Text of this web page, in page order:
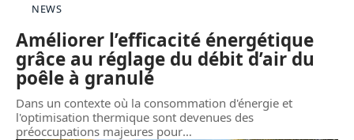
NEWS
Améliorer l’efficacité énergétique
grâce au réglage du débit d’air du
poêle à granulé
Dans un contexte où la consommation d'énergie et
l'optimisation thermique sont devenues des
préoccupations majeures pour…